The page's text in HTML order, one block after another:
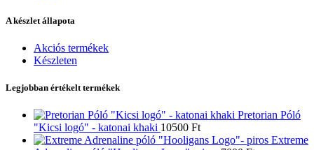
A készlet állapota
Akciós termékek
Készleten
Legjobban értékelt termékek
Pretorian Póló
"Kicsi logó" - katonai khaki 10500 Ft
Extreme